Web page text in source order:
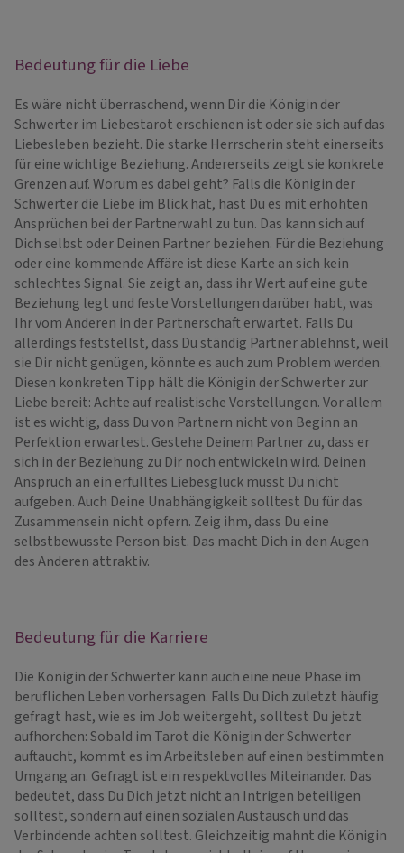
Bedeutung für die Liebe
Es wäre nicht überraschend, wenn Dir die Königin der
Schwerter im Liebestarot erschienen ist oder sie sich auf das
Liebesleben bezieht. Die starke Herrscherin steht einerseits
für eine wichtige Beziehung. Andererseits zeigt sie konkrete
Grenzen auf. Worum es dabei geht? Falls die Königin der
Schwerter die Liebe im Blick hat, hast Du es mit erhöhten
Ansprüchen bei der Partnerwahl zu tun. Das kann sich auf
Dich selbst oder Deinen Partner beziehen. Für die Beziehung
oder eine kommende Affäre ist diese Karte an sich kein
schlechtes Signal. Sie zeigt an, dass ihr Wert auf eine gute
Beziehung legt und feste Vorstellungen darüber habt, was
Ihr vom Anderen in der Partnerschaft erwartet. Falls Du
allerdings feststellst, dass Du ständig Partner ablehnst, weil
sie Dir nicht genügen, könnte es auch zum Problem werden.
Diesen konkreten Tipp hält die Königin der Schwerter zur
Liebe bereit: Achte auf realistische Vorstellungen. Vor allem
ist es wichtig, dass Du von Partnern nicht von Beginn an
Perfektion erwartest. Gestehe Deinem Partner zu, dass er
sich in der Beziehung zu Dir noch entwickeln wird. Deinen
Anspruch an ein erfülltes Liebesglück musst Du nicht
aufgeben. Auch Deine Unabhängigkeit solltest Du für das
Zusammensein nicht opfern. Zeig ihm, dass Du eine
selbstbewusste Person bist. Das macht Dich in den Augen
des Anderen attraktiv.
Bedeutung für die Karriere
Die Königin der Schwerter kann auch eine neue Phase im
beruflichen Leben vorhersagen. Falls Du Dich zuletzt häufig
gefragt hast, wie es im Job weitergeht, solltest Du jetzt
aufhorchen: Sobald im Tarot die Königin der Schwerter
auftaucht, kommt es im Arbeitsleben auf einen bestimmten
Umgang an. Gefragt ist ein respektvolles Miteinander. Das
bedeutet, dass Du Dich jetzt nicht an Intrigen beteiligen
solltest, sondern auf einen sozialen Austausch und das
Verbindende achten solltest. Gleichzeitig mahnt die Königin